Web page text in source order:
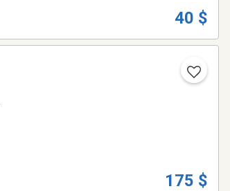
40 $
175 $